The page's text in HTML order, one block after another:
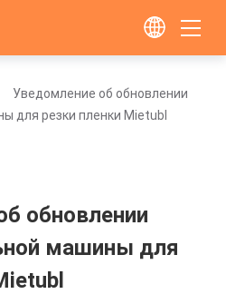
Уведомление об обновлении
для резки пленки Mietubl
обновлении
машины для